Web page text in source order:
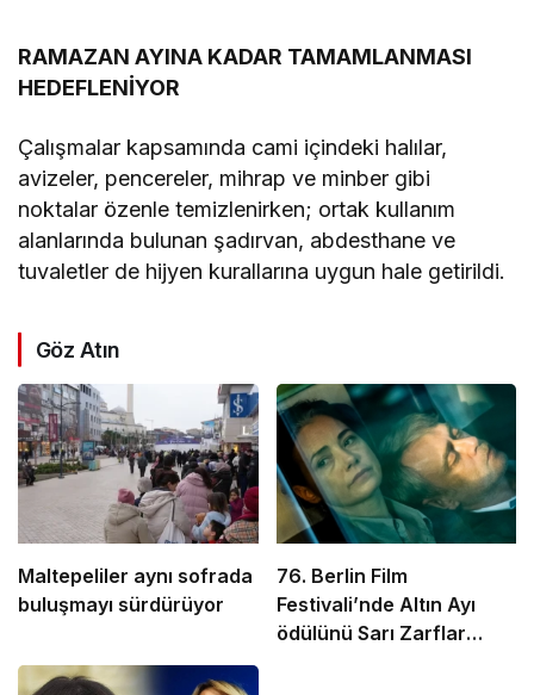
RAMAZAN AYINA KADAR TAMAMLANMASI
HEDEFLENİYOR
Çalışmalar kapsamında cami içindeki halılar,
avizeler, pencereler, mihrap ve minber gibi
noktalar özenle temizlenirken; ortak kullanım
alanlarında bulunan şadırvan, abdesthane ve
tuvaletler de hijyen kurallarına uygun hale getirildi.
Göz Atın
Maltepeliler aynı sofrada
buluşmayı sürdürüyor
76. Berlin Film
Festivali’nde Altın Ayı
ödülünü Sarı Zarflar